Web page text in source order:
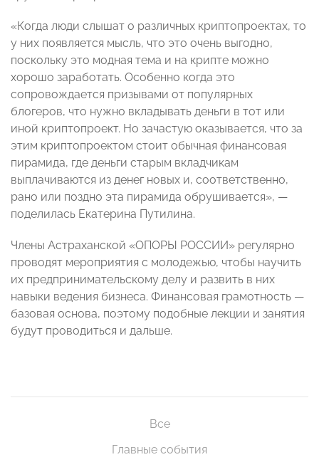
«Когда люди слышат о различных криптопроектах, то
у них появляется мысль, что это очень выгодно,
поскольку это модная тема и на крипте можно
хорошо заработать. Особенно когда это
сопровождается призывами от популярных
блогеров, что нужно вкладывать деньги в тот или
иной криптопроект. Но зачастую оказывается, что за
этим криптопроектом стоит обычная финансовая
пирамида, где деньги старым вкладчикам
выплачиваются из денег новых и, соответственно,
рано или поздно эта пирамида обрушивается», —
поделилась Екатерина Путилина.
Члены Астраханской «ОПОРЫ РОССИИ» регулярно
проводят мероприятия с молодежью, чтобы научить
их предпринимательскому делу и развить в них
навыки ведения бизнеса. Финансовая грамотность —
базовая основа, поэтому подобные лекции и занятия
будут проводиться и дальше.
Все
Главные события